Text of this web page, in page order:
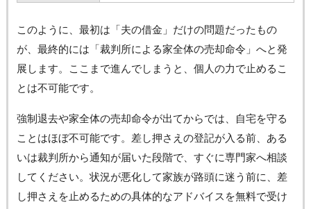
このように、最初は「夫の借金」だけの問題だったもの
が、最終的には「裁判所による家全体の売却命令」へと発
展します。ここまで進んでしまうと、個人の力で止めるこ
とは不可能です。
強制退去や家全体の売却命令が出てからでは、自宅を守る
ことはほぼ不可能です。差し押さえの登記が入る前、ある
いは裁判所から通知が届いた段階で、すぐに専門家へ相談
してください。状況が悪化して家族が路頭に迷う前に、差
し押さえを止めるための具体的なアドバイスを無料で受け